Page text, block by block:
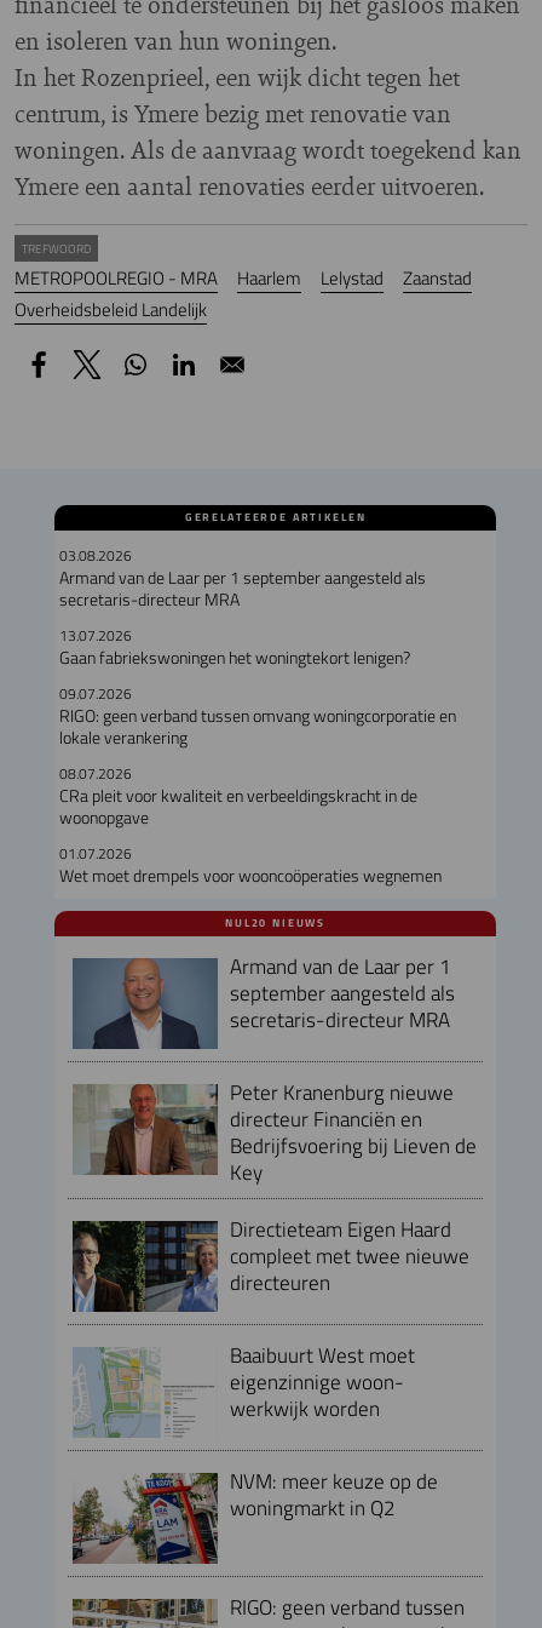
en isoleren van hun woningen.
In het Rozenprieel, een wijk dicht tegen het
centrum, is Ymere bezig met renovatie van
woningen. Als de aanvraag wordt toegekend kan
Ymere een aantal renovaties eerder uitvoeren.
TREFWOORD
METROPOOLREGIO - MRA Haarlem Lelystad
Zaanstad
Overheidsbeleid Landelijk
GERELATEERDE ARTIKELEN
03.08.2026
Armand van de Laar per 1 september aangesteld als
secretaris-directeur MRA
13.07.2026
Gaan fabriekswoningen het woningtekort lenigen?
09.07.2026
RIGO: geen verband tussen omvang woningcorporatie en
lokale verankering
08.07.2026
CRa pleit voor kwaliteit en verbeeldingskracht in de
woonopgave
01.07.2026
Wet moet drempels voor wooncoöperaties wegnemen
NUL20 NIEUWS
Armand van de Laar per 1
september aangesteld als
secretaris-directeur MRA
Peter Kranenburg nieuwe
directeur Financiën en
Bedrijfsvoering bij Lieven de
Key
Directieteam Eigen Haard
compleet met twee nieuwe
directeuren
Baaibuurt West moet
eigenzinnige woon-
werkwijk worden
NVM: meer keuze op de
woningmarkt in Q2
RIGO: geen verband tussen